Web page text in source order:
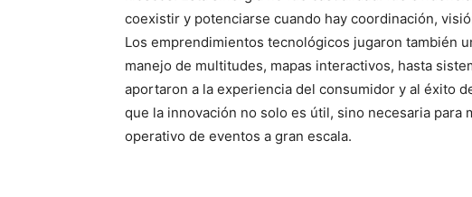
coexistir y potenciarse cuando hay coordinación,
Los emprendimientos tecnológicos jugaron también
manejo de multitudes, mapas interactivos, hasta
aportaron a la experiencia del consumidor y al éxito
que la innovación no solo es útil, sino necesaria para
operativo de eventos a gran escala.